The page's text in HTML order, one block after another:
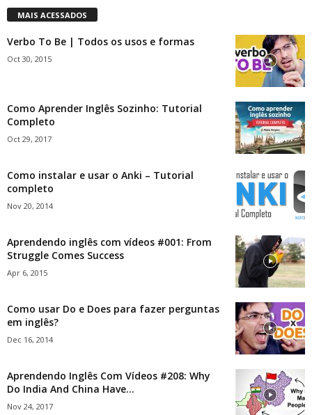
MAIS ACESSADOS
Verbo To Be | Todos os usos e formas
Oct 30, 2015
Como Aprender Inglês Sozinho: Tutorial
Completo
Oct 29, 2017
Como instalar e usar o Anki – Tutorial
completo
Nov 20, 2014
Aprendendo inglês com vídeos #001: From
Struggle Comes Success
Apr 6, 2015
Como usar Do e Does para fazer perguntas
em inglês?
Dec 16, 2014
Aprendendo Inglês Com Vídeos #208: Why
Do India And China Have...
Nov 24, 2017